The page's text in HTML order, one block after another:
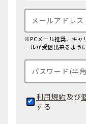
※PCメール推奨、キャ
ールが受信出来るよう
利用規約及び
する